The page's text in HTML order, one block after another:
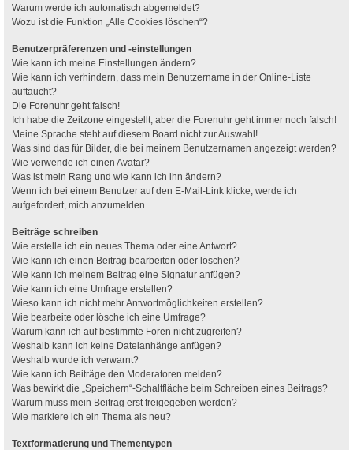
Warum werde ich automatisch abgemeldet?
Wozu ist die Funktion „Alle Cookies löschen“?
Benutzerpräferenzen und -einstellungen
Wie kann ich meine Einstellungen ändern?
Wie kann ich verhindern, dass mein Benutzername in der Online-Liste
auftaucht?
Die Forenuhr geht falsch!
Ich habe die Zeitzone eingestellt, aber die Forenuhr geht immer noch falsch!
Meine Sprache steht auf diesem Board nicht zur Auswahl!
Was sind das für Bilder, die bei meinem Benutzernamen angezeigt werden?
Wie verwende ich einen Avatar?
Was ist mein Rang und wie kann ich ihn ändern?
Wenn ich bei einem Benutzer auf den E-Mail-Link klicke, werde ich
aufgefordert, mich anzumelden.
Beiträge schreiben
Wie erstelle ich ein neues Thema oder eine Antwort?
Wie kann ich einen Beitrag bearbeiten oder löschen?
Wie kann ich meinem Beitrag eine Signatur anfügen?
Wie kann ich eine Umfrage erstellen?
Wieso kann ich nicht mehr Antwortmöglichkeiten erstellen?
Wie bearbeite oder lösche ich eine Umfrage?
Warum kann ich auf bestimmte Foren nicht zugreifen?
Weshalb kann ich keine Dateianhänge anfügen?
Weshalb wurde ich verwarnt?
Wie kann ich Beiträge den Moderatoren melden?
Was bewirkt die „Speichern“-Schaltfläche beim Schreiben eines Beitrags?
Warum muss mein Beitrag erst freigegeben werden?
Wie markiere ich ein Thema als neu?
Textformatierung und Thementypen